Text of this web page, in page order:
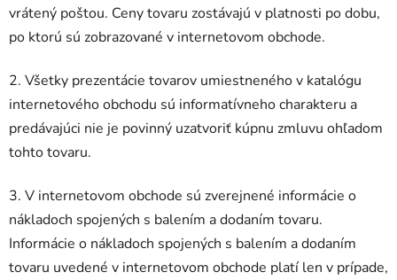
vrátený poštou. Ceny tovaru zostávajú v platnosti po dobu,
po ktorú sú zobrazované v internetovom obchode.
2. Všetky prezentácie tovarov umiestneného v katalógu
internetového obchodu sú informatívneho charakteru a
predávajúci nie je povinný uzatvoriť kúpnu zmluvu ohľadom
tohto tovaru.
3. V internetovom obchode sú zverejnené informácie o
nákladoch spojených s balením a dodaním tovaru.
Informácie o nákladoch spojených s balením a dodaním
tovaru uvedené v internetovom obchode platí len v prípade,